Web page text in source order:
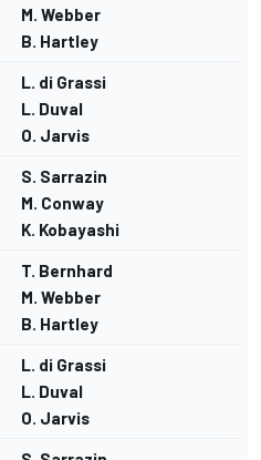
M. Webber
B. Hartley
L. di Grassi
L. Duval
O. Jarvis
S. Sarrazin
M. Conway
K. Kobayashi
T. Bernhard
M. Webber
B. Hartley
L. di Grassi
L. Duval
O. Jarvis